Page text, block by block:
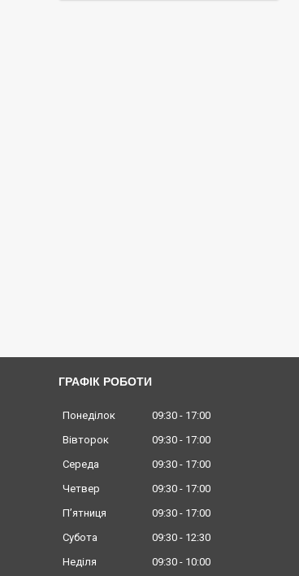
ГРАФІК РОБОТИ
Понеділок 09:30
17:00
Вівторок
09:30
17:00
Середа
09:30
17:00
Четвер
09:30
17:00
Пʼятниця
09:30
17:00
Субота
09:30
12:30
Неділя
09:30 10:00